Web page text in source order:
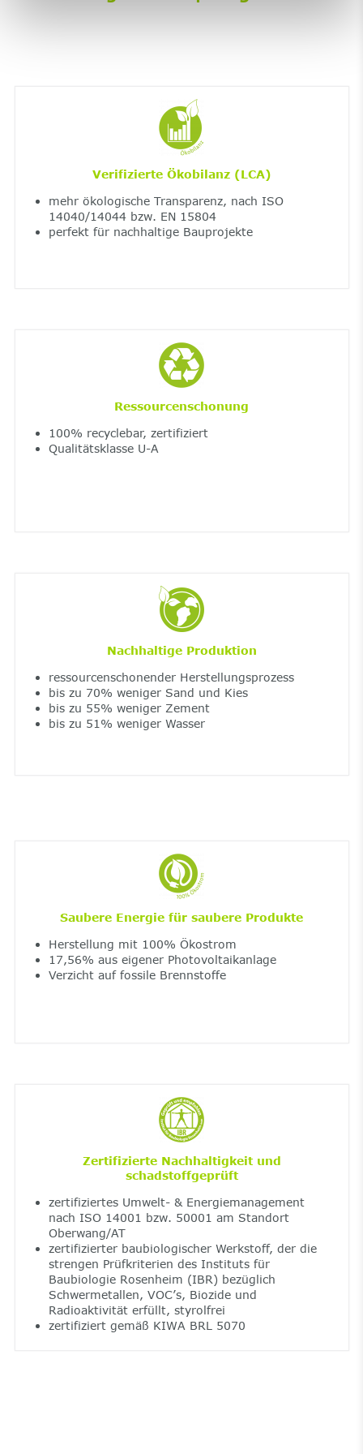
Verifizierte Ökobilanz (LCA)
mehr ökologische Transparenz, nach ISO
14040/14044 bzw. EN 15804
perfekt für nachhaltige Bauprojekte
Ressourcenschonung
100% recyclebar, zertifiziert
Qualitätsklasse U-A
Nachhaltige Produktion
ressourcenschonender Herstellungsprozess
bis zu 70% weniger Sand und Kies
bis zu 55% weniger Zement
bis zu 51% weniger Wasser
Saubere Energie für saubere Produkte
Herstellung mit 100% Ökostrom
17,56% aus eigener Photovoltaikanlage
Verzicht auf fossile Brennstoffe
Zertifizierte Nachhaltigkeit und
schadstoffgeprüft
zertifiziertes Umwelt- & Energiemanagement
nach ISO 14001 bzw. 50001 am Standort
Oberwang/AT
zertifizierter baubiologischer Werkstoff, der die
strengen Prüfkriterien des Instituts für
Baubiologie Rosenheim (IBR) bezüglich
Schwermetallen, VOC’s, Biozide und
Radioaktivität erfüllt, styrolfrei
zertifiziert gemäß KIWA BRL 5070